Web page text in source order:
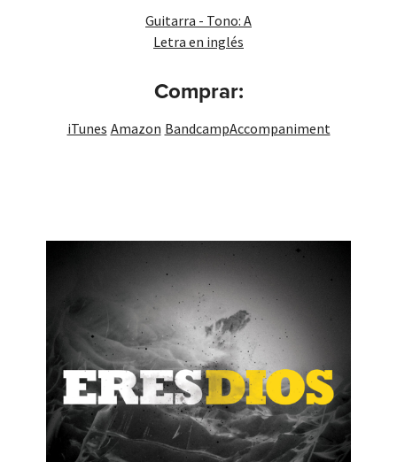
Guitarra - Tono: A
Letra en inglés
Comprar:
iTunes Amazon BandcampAccompaniment